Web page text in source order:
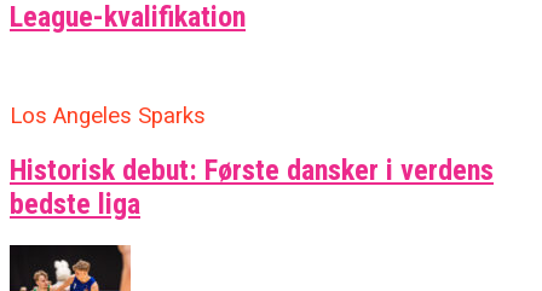
League-kvalifikation
Los Angeles Sparks
Historisk debut: Første dansker i verdens
bedste liga